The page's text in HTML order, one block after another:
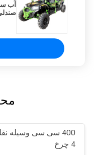
400 سی سی وسیله
4 چرخ